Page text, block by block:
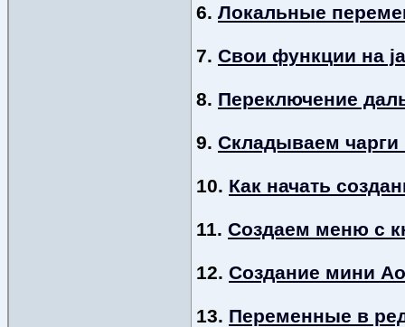
6. Локальные
7. Cвои функции на
8. Переключение
9. Складываем
10. Как начать
11. Создаем меню с
12. Создание мини
13. Переменные в